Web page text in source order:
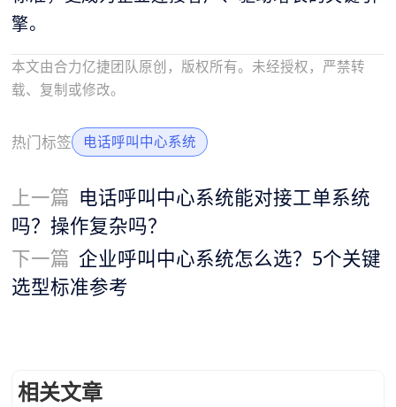
擎。
本文由合力亿捷团队原创，版权所有。未经授权，严禁转
载、复制或修改。
热门标签 电话呼叫中心系统
上一篇 电话呼叫中心系统能对接工单系统
吗？操作复杂吗？
下一篇 企业呼叫中心系统怎么选？5个关键
选型标准参考
相关文章